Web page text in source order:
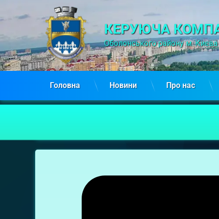
КЕРУЮЧА
Оболонського району м. Києва
Головна Новини Про нас